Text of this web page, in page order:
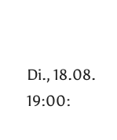
Di., 18.08.
19:00: